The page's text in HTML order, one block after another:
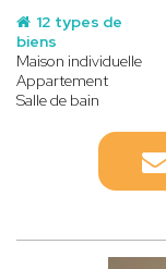
12 types de
biens
Maison individuelle
Appartement
Salle de bain